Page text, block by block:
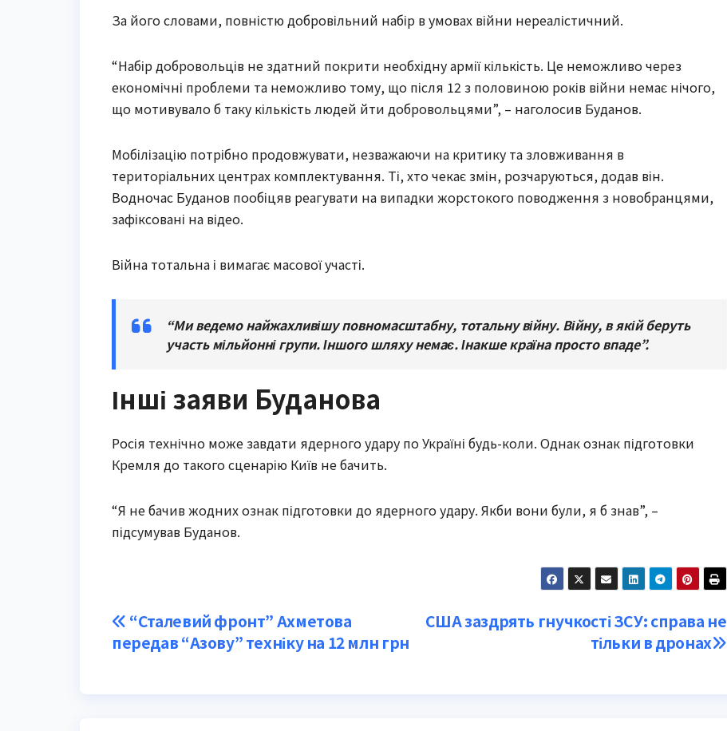
За його словами, повністю добровільний набір в умовах війни нереалістичний.
“Набір добровольців не здатний покрити необхідну армії кількість. Це неможливо через
економічні проблеми та неможливо тому, що після 12 з половиною років війни немає нічого,
що мотивувало б таку кількість людей йти добровольцями”, – наголосив Буданов.
Мобілізацію потрібно продовжувати, незважаючи на критику та зловживання в
територіальних центрах комплектування. Ті, хто чекає змін, розчаруються, додав він.
Водночас Буданов пообіцяв реагувати на випадки жорстокого поводження з новобранцями,
зафіксовані на відео.
Війна тотальна і вимагає масової участі.
“Ми ведемо найжахливішу повномасштабну, тотальну війну. Війну, в якій беруть
участь мільйонні групи. Іншого шляху немає. Інакше країна просто впаде”.
Інші заяви Буданова
Росія технічно може завдати ядерного удару по Україні будь-коли. Однак ознак підготовки
Кремля до такого сценарію Київ не бачить.
“Я не бачив жодних ознак підготовки до ядерного удару. Якби вони були, я б знав”, –
підсумував Буданов.
Post
navigation
США заздрять гнучкості ЗСУ: справа не
тільки в дронах
“Сталевий фронт” Ахметова
передав “Азову” техніку на 12 млн грн